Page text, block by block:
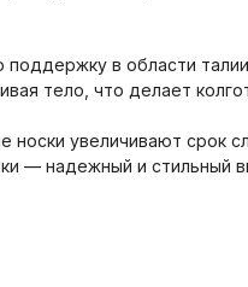
в области
тело, что делает
увеличивают срок
— надежный и стильный